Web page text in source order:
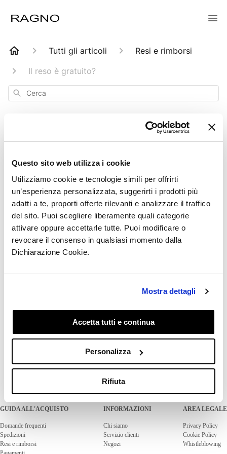
Questo sito web utilizza i cookie
Utilizziamo cookie e tecnologie simili per offrirti
un’esperienza personalizzata, suggerirti i prodotti più
adatti a te, proporti offerte rilevanti e analizzare il traffico
del sito. Puoi scegliere liberamente quali categorie
attivare oppure accettarle tutte. Puoi modificare o
revocare il consenso in qualsiasi momento dalla
Dichiarazione Cookie.
Mostra dettagli
Accetta tutti e continua
Personalizza
Rifiuta
Tutti gli articoli
Resi e rimborsi
Il reso è gratuito?
Cerca
Il reso è gratuito?
Aggiornato
I costi della prima spedizione di ciascun ordine
derivanti dall’eventuale tua scelta di restituirci i
prodotti sono a nostro carico.
riguardanti il medesimo ordine, il costo,
Questo articolo ti è stato utile?
GUIDA ALL'ACQUISTO
Domande frequenti
Spedizioni
Resi e rimborsi
INFORMAZIONI
Chi siamo
Servizio clienti
Negozi
AREA LEGALE
Privacy Policy
Cookie Policy
Whistleblowing